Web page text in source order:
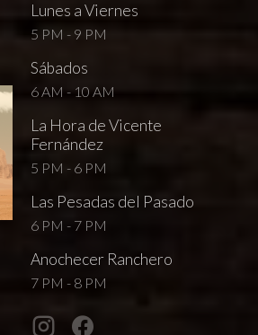
Lunes a Viernes
5 PM - 9 PM
Sábados
6 AM - 10 AM
La Hora de Vicente
Fernández
5 PM - 6 PM
Las Pesadas del Pasado
6 PM - 7 PM
Anochecer Ranchero
7 PM - 8 PM